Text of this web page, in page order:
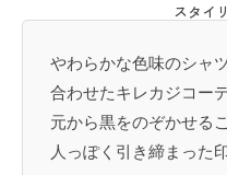
スタイ
やわらかな色味のシャ
合わせたキレカジコー
元から黒をのぞかせる
人っぽく引き締まった